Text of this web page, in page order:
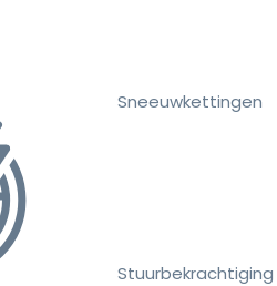
Sneeuwkettingen
Stuurbekrachtiging